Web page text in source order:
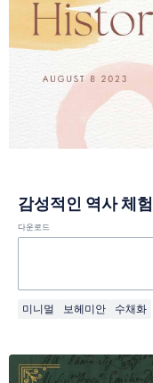
감성적인 역사 체
다운로드
미니멀 보헤미안 수채화